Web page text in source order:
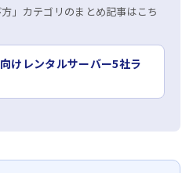
」カテゴリのまとめ記事はこち
けレンタルサーバー5社ラ